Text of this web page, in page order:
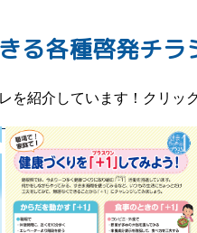
る各種啓発チラ
を紹介しています！クリ